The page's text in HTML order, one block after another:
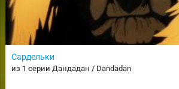
Сардельки
из 1 серии Дандадан / Dandadan